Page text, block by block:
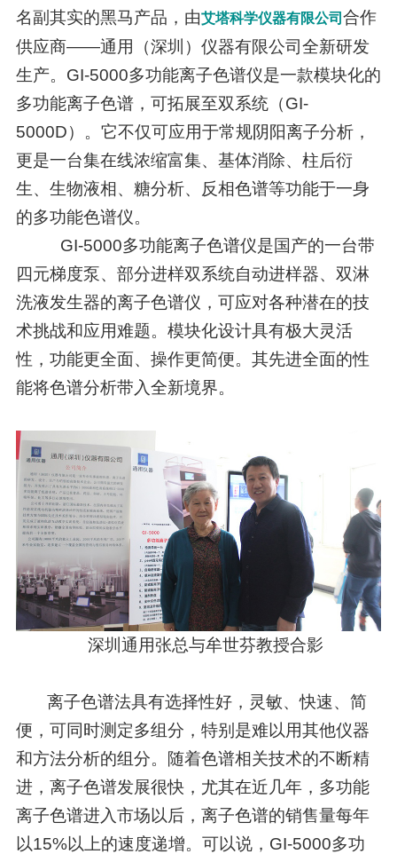
名副其实的黑马产品，由艾塔科学仪器有限公司 合作
供应商——通用（深圳）仪器有限公司全新研发
生产。GI-5000多功能离子色谱仪是一款模块化的
多功能离子色谱，可拓展至双系统（GI-
5000D）。它不仅可应用于常规阴阳离子分析，
更是一台集在线浓缩富集、基体消除、柱后衍
生、生物液相、糖分析、反相色谱等功能于一身
的多功能色谱仪。
GI-5000多功能离子色谱仪是国产的一台带
四元梯度泵、部分进样双系统自动进样器、双淋
洗液发生器的离子色谱仪，可应对各种潜在的技
术挑战和应用难题。模块化设计具有极大灵活
性，功能更全面、操作更简便。其先进全面的性
能将色谱分析带入全新境界。
深圳通用张总与牟世芬教授合影
离子色谱法具有选择性好，灵敏、快速、简
便，可同时测定多组分，特别是难以用其他仪器
和方法分析的组分。随着色谱相关技术的不断精
进，离子色谱发展很快，尤其在近几年，多功能
离子色谱进入市场以后，离子色谱的销售量每年
以15%以上的速度递增。可以说，GI-5000多功